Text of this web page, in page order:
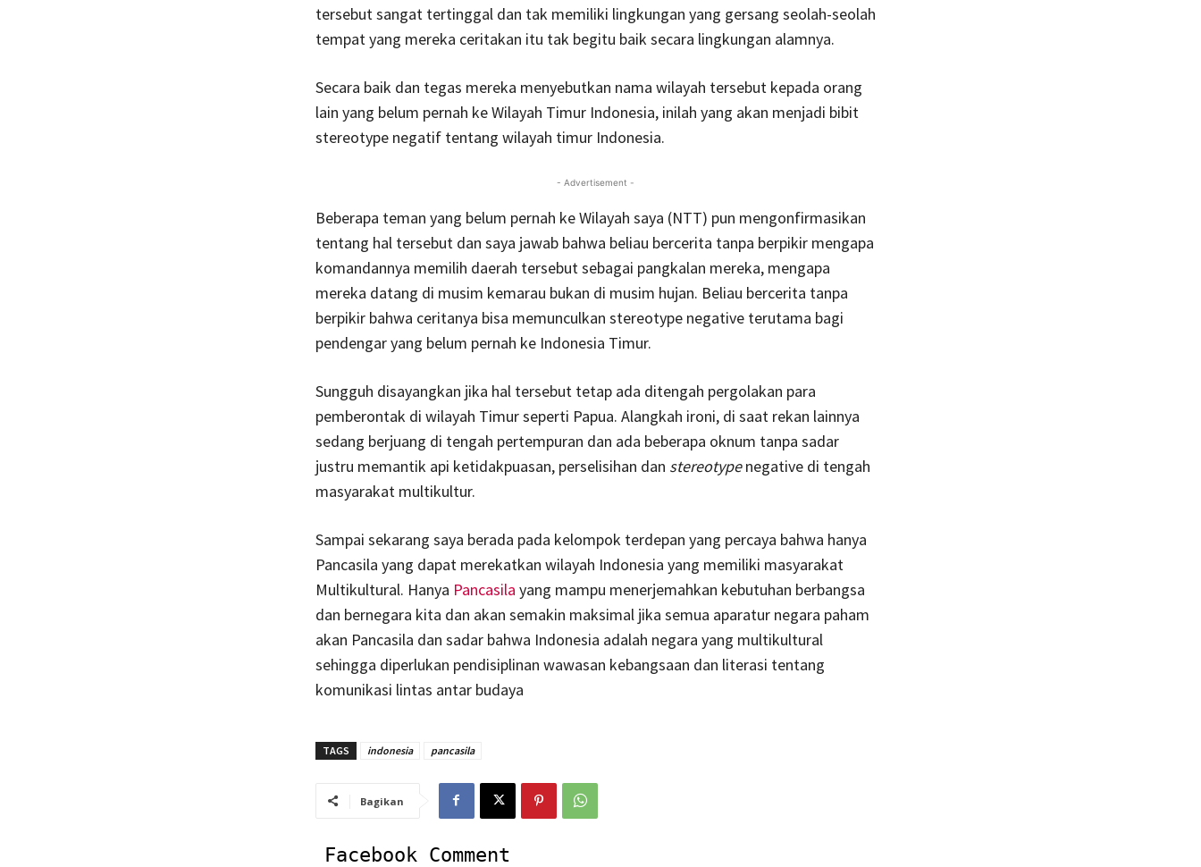
tersebut sangat tertinggal dan tak memiliki lingkungan yang gersang seolah-seolah
tempat yang mereka ceritakan itu tak begitu baik secara lingkungan alamnya.
Secara baik dan tegas mereka menyebutkan nama wilayah tersebut kepada orang
lain yang belum pernah ke Wilayah Timur Indonesia, inilah yang akan menjadi bibit
stereotype negatif tentang wilayah timur Indonesia.
- Advertisement -
Beberapa teman yang belum pernah ke Wilayah saya (NTT) pun mengonfirmasikan
tentang hal tersebut dan saya jawab bahwa beliau bercerita tanpa berpikir mengapa
komandannya memilih daerah tersebut sebagai pangkalan mereka, mengapa
mereka datang di musim kemarau bukan di musim hujan. Beliau bercerita tanpa
berpikir bahwa ceritanya bisa memunculkan stereotype negative terutama bagi
pendengar yang belum pernah ke Indonesia Timur.
Sungguh disayangkan jika hal tersebut tetap ada ditengah pergolakan para
pemberontak di wilayah Timur seperti Papua. Alangkah ironi, di saat rekan lainnya
sedang berjuang di tengah pertempuran dan ada beberapa oknum tanpa sadar
justru memantik api ketidakpuasan, perselisihan dan stereotypenegative di tengah
masyarakat multikultur.
Sampai sekarang saya berada pada kelompok terdepan yang percaya bahwa hanya
Pancasila yang dapat merekatkan wilayah Indonesia yang memiliki masyarakat
Multikultural. Hanya Pancasila yang mampu menerjemahkan kebutuhan berbangsa
dan bernegara kita dan akan semakin maksimal jika semua aparatur negara paham
akan Pancasila dan sadar bahwa Indonesia adalah negara yang multikultural
sehingga diperlukan pendisiplinan wawasan kebangsaan dan literasi tentang
komunikasi lintas antar budaya
TAGS indonesia pancasila
Bagikan
Facebook Comment